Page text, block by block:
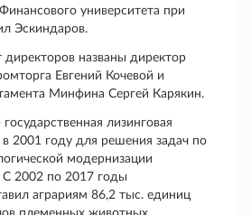
университета при
Эскиндаров.
директоров названы директор
Евгений Кочевой и
Минфина Сергей Карякин.
лизинговая
в 2001 году для решения задач по
модернизации
С 2002 по 2017 годы
аграриям 86,2 тыс. единиц